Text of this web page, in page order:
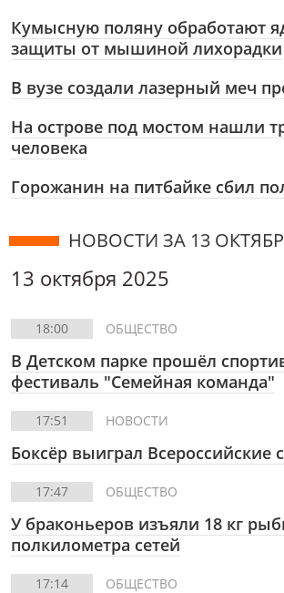
Кумысную поляну обработают
защиты от мышиной лихорадки
В вузе создали лазерный меч
На острове под мостом нашли
человека
Горожанин на питбайке сбил
НОВОСТИ ЗА 13
13 октября 2025
18:00 ОБЩЕСТВО
В Детском парке прошёл
фестиваль "Семейная команда"
17:51 НОВОСТИ
Боксёр выиграл Всероссийские
17:47 ОБЩЕСТВО
У браконьеров изъяли 18 кг
полкилометра сетей
17:14 ОБЩЕСТВО